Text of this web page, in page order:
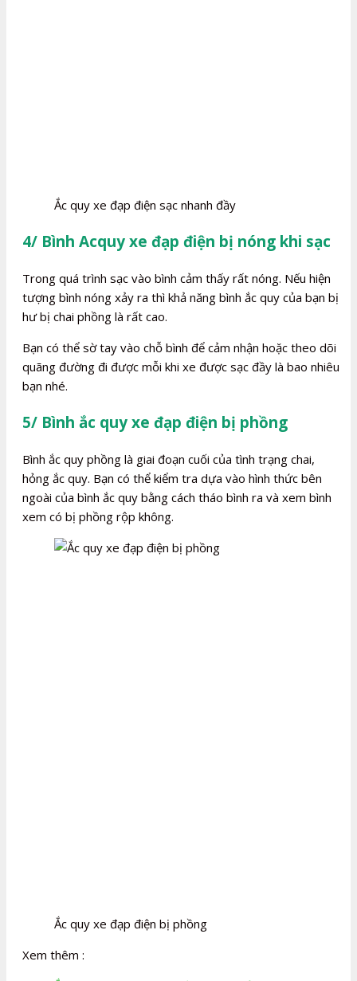
Ắc quy xe đạp điện sạc nhanh đầy
4/ Bình Acquy xe đạp điện bị nóng khi sạc
Trong quá trình sạc vào bình cảm thấy rất nóng. Nếu hiện
tượng bình nóng xảy ra thì khả năng bình ắc quy của bạn bị
hư bị chai phồng là rất cao.
Bạn có thể sờ tay vào chỗ bình để cảm nhận hoặc theo dõi
quãng đường đi được mỗi khi xe được sạc đầy là bao nhiêu
bạn nhé.
5/ Bình ắc quy xe đạp điện bị phồng
Bình ắc quy phồng là giai đoạn cuối của tình trạng chai,
hỏng ắc quy. Bạn có thể kiểm tra dựa vào hình thức bên
ngoài của bình ắc quy bằng cách tháo bình ra và xem bình
xem có bị phồng rộp không.
Ắc quy xe đạp điện bị phồng
Xem thêm :